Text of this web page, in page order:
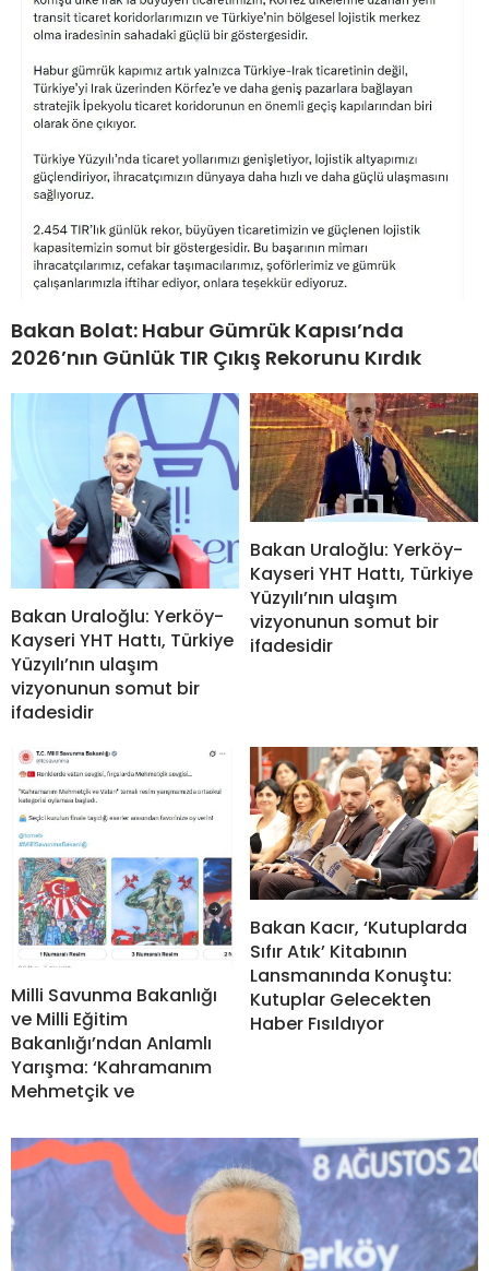
Bakan Bolat: Habur Gümrük Kapısı’nda
2026’nın Günlük TIR Çıkış Rekorunu Kırdık
Bakan Uraloğlu: Yerköy-
Kayseri YHT Hattı, Türkiye
Yüzyılı’nın ulaşım
vizyonunun somut bir
ifadesidir
Bakan Uraloğlu: Yerköy-
Kayseri YHT Hattı, Türkiye
Yüzyılı’nın ulaşım
vizyonunun somut bir
ifadesidir
Milli Savunma Bakanlığı
ve Milli Eğitim
Bakanlığı’ndan Anlamlı
Yarışma: ‘Kahramanım
Mehmetçik ve
Bakan Kacır, ‘Kutuplarda
Sıfır Atık’ Kitabının
Lansmanında Konuştu:
Kutuplar Gelecekten
Haber Fısıldıyor